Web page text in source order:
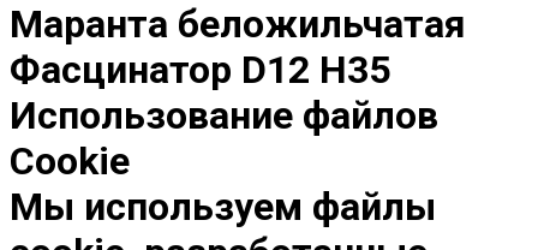
Маранта беложильчатая
Фасцинатор D12 H35
Использование файлов
Cookie
Мы используем файлы